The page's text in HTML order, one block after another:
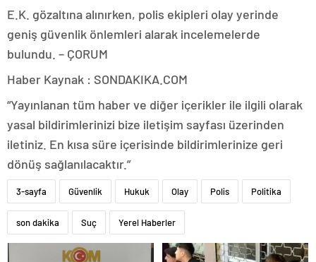
E.K. gözaltına alınırken, polis ekipleri olay yerinde
geniş güvenlik önlemleri alarak incelemelerde
bulundu. – ÇORUM
Haber Kaynak : SONDAKIKA.COM
“Yayınlanan tüm haber ve diğer içerikler ile ilgili olarak
yasal bildirimlerinizi bize iletişim sayfası üzerinden
iletiniz. En kısa süre içerisinde bildirimlerinize geri
dönüş sağlanılacaktır.”
3-sayfa Güvenlik Hukuk Olay Polis Politika
son dakika Suç Yerel Haberler